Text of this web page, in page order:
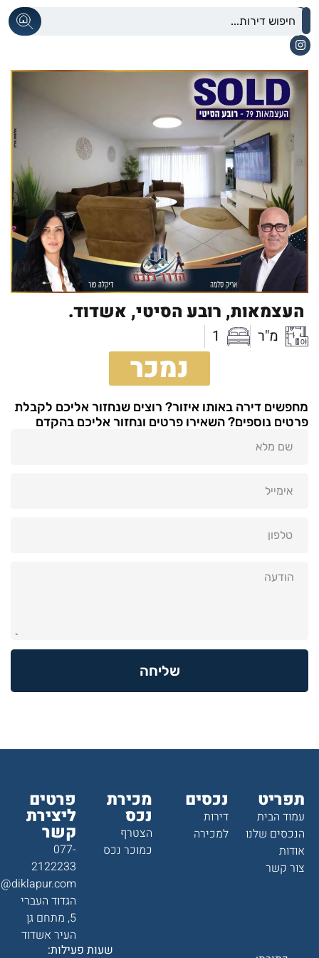
העצמאות, רובע הסיטי, אשדוד.
מ"ר 1
נמכר
מחפשים דירה באותו איזור? רוצים שנחזור אליכם לקבלת
פרטים נוספים? השאירו פרטים ונחזור אליכם בהקדם
שליחה
תפריט
עמוד הבית
הנכסים שלנו
אודות
צור קשר
נכסים
דירות
למכירה
מכירת
נכס
הצטרף
כמוכר נכס
פרטים
ליצירת
קשר
077-
2122233
הגדוד העברי
5, מתחם גן
העיר אשדוד
שעות פעילות: